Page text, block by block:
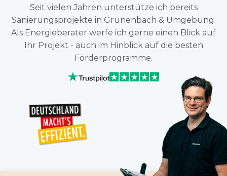
Seit vielen Jahren unterstütze ich bereits
Sanierungsprojekte in Grünenbach & Umgebung.
Als Energieberater werfe ich gerne einen Blick auf
Ihr Projekt - auch im Hinblick auf die besten
Förderprogramme.